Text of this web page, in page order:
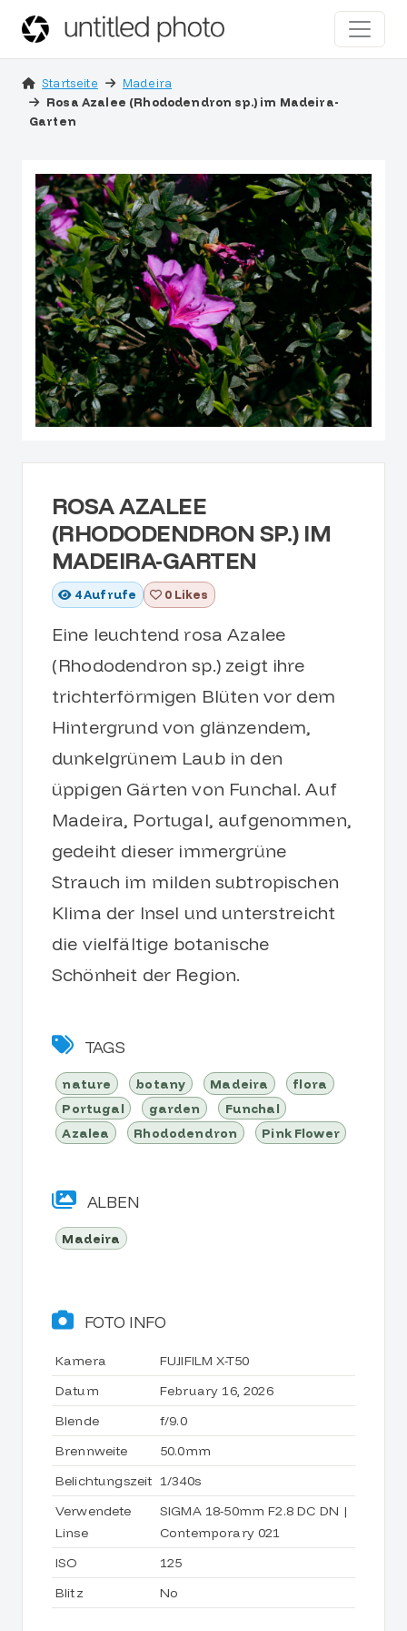
Startseite
Madeira
Rosa Azalee (Rhododendron sp.) im Madeira-
Garten
ROSA AZALEE
(RHODODENDRON SP.) IM
MADEIRA-GARTEN
4Aufrufe 0 Likes
Eine leuchtend rosa Azalee
(Rhododendron sp.) zeigt ihre
trichterförmigen Blüten vor dem
Hintergrund von glänzendem,
dunkelgrünem Laub in den
üppigen Gärten von Funchal. Auf
Madeira, Portugal, aufgenommen,
gedeiht dieser immergrüne
Strauch im milden subtropischen
Klima der Insel und unterstreicht
die vielfältige botanische
Schönheit der Region.
TAGS
nature botany Madeira
flora
Portugal
garden
Funchal
Azalea
Rhododendron Pink Flower
ALBEN
Madeira
FOTO INFO
Kamera
FUJIFILM X-T50
Datum
February 16, 2026
Blende
f/9.0
Brennweite
50.0mm
Belichtungszeit 1/340s
Verwendete
Linse
SIGMA 18-50mm F2.8 DC DN |
Contemporary 021
ISO
125
Blitz
No